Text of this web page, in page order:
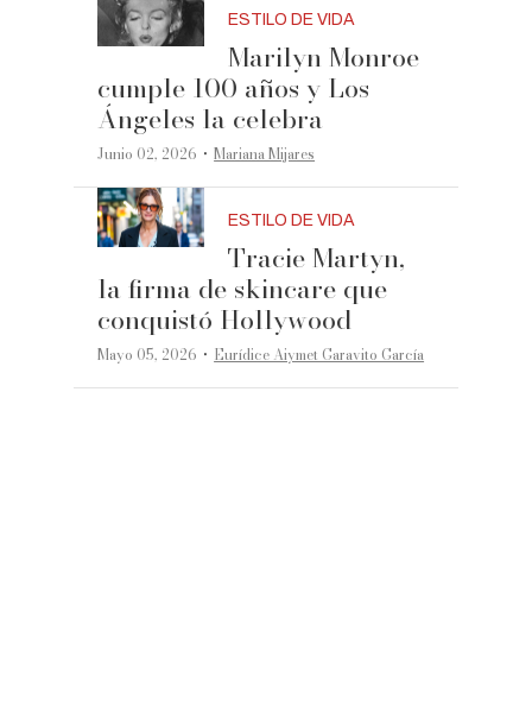
ESTILO DE VIDA
Marilyn Monroe
cumple 100 años y Los
Ángeles la celebra
Junio 02, 2026 ·Mariana Mijares
ESTILO DE VIDA
Tracie Martyn,
la firma de skincare que
conquistó Hollywood
Mayo 05, 2026 ·Eurídice Aiymet Garavito García